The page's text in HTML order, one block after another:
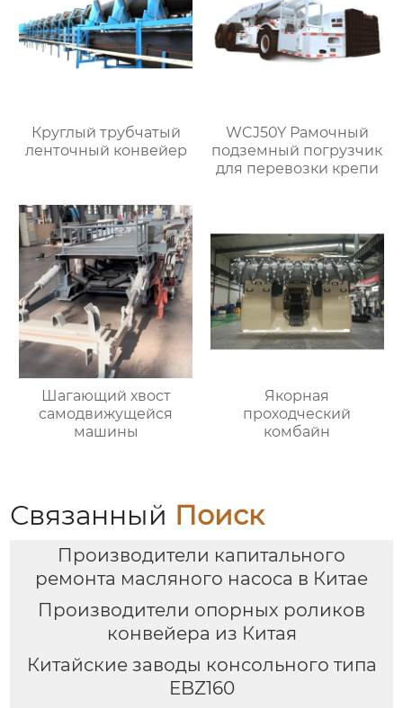
Круглый трубчатый
ленточный конвейер
WCJ50Y Рамочный
подземный погрузчик
для перевозки крепи
Шагающий хвост
самодвижущейся
машины
Якорная
проходческий
комбайн
Связанный Поиск
Производители капитального
ремонта масляного насоса в Китае
Производители опорных роликов
конвейера из Китая
Китайские заводы консольного типа
EBZ160